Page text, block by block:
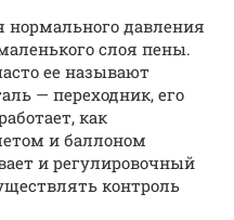
нормального давления
слоя пены.
ее называют
— переходник, его
как
и баллоном
и регулировочный
контроль